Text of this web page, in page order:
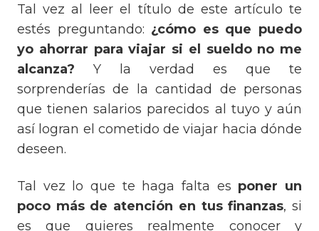
Tal vez al leer el título de este artículo te
estés preguntando: ¿cómo es que puedo
yo ahorrar para viajar si el sueldo no me
alcanza? Y la verdad es que te
sorprenderías de la cantidad de personas
que tienen salarios parecidos al tuyo y aún
así logran el cometido de viajar hacia dónde
deseen.
Tal vez lo que te haga falta es poner un
poco más de atención en tus finanzas, si
es que quieres realmente conocer y